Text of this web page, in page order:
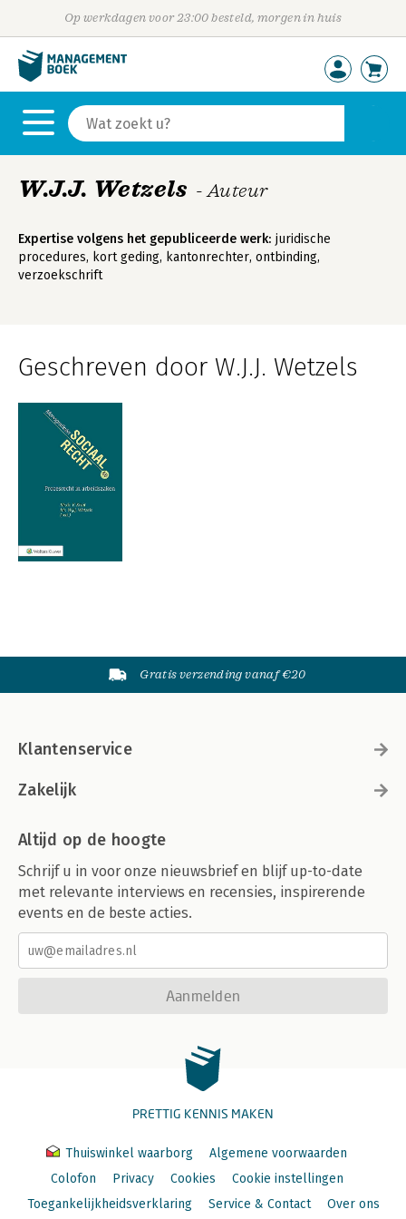
Op werkdagen voor 23:00 besteld, morgen in huis
W.J.J. Wetzels - Auteur
Expertise volgens het gepubliceerde werk: juridische
procedures, kort geding, kantonrechter, ontbinding,
verzoekschrift
Geschreven door W.J.J. Wetzels
Gratis verzending vanaf €20
Klantenservice
Zakelijk
Altijd op de hoogte
Schrijf u in voor onze nieuwsbrief en blijf up-to-date
met relevante interviews en recensies, inspirerende
events en de beste acties.
Aanmelden
PRETTIG KENNIS MAKEN
Thuiswinkel waarborg
Algemene voorwaarden
Colofon
Privacy Cookies
Cookie instellingen
Toegankelijkheidsverklaring
Service & Contact Over ons